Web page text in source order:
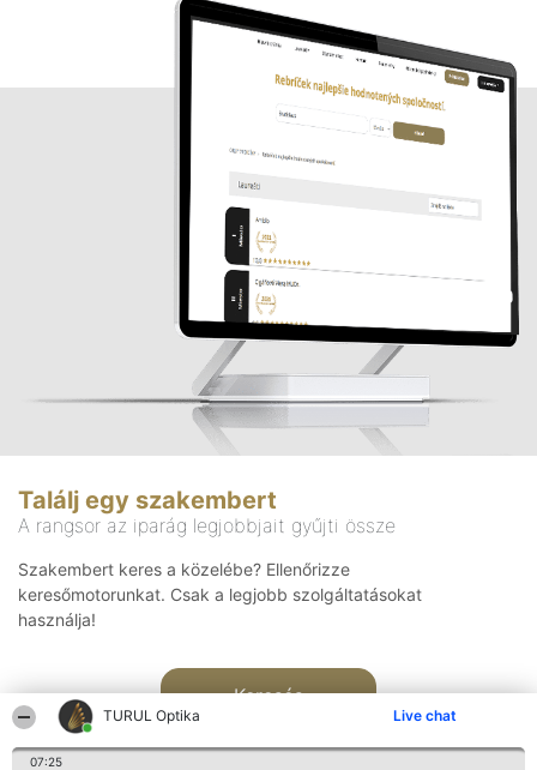
TURUL Optika Live chat
07:25
Találj egy szakembert
A rangsor az iparág legjobbjait gyűjti össze
Szakembert keres a közelébe? Ellenőrizze
keresőmotorunkat. Csak a legjobb szolgáltatásokat
használja!
Keresés